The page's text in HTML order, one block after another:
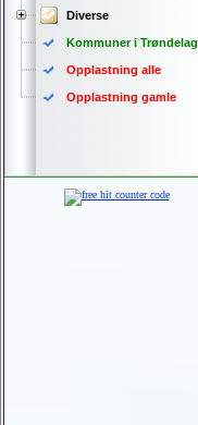
Diverse
Kommuner i Trøndelag
Opplastning alle
Opplastning gamle